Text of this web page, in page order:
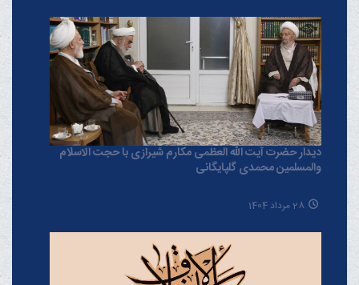
دیدار حضرت آیت الله العظمی مکارم شیرازی با حجت الاسلام
والمسلمین محمدی گلپایگانی
28 مرداد 1404